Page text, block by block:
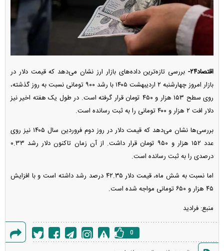
اقتصاد۲۴-
بررسی تازه‌ترین داده‌های بازار ارز نشان می‌دهد که قیمت دلار در
بازار امروز چهارشنبه ۲ اردیبهشت ۱۴۰۵ با رشد ۹۰۰ تومانی نسبت به روز گذشته،
روی سطح ۱۵۳ هزار و ۴۵۰ تومان قرار گرفته است. در طول یک هفته اخیر نیز
دلار افت ۲ هزار و ۴۰۰ تومانی را به ثبت رسانده است.
بررسی‌ها نشان می‌دهد که قیمت دلار در روز دوم فروردین سال ۱۴۰۵ نیز روی
عدد ۱۵۲ هزار و ۹۵۰ تومان قرار داشت. از آن زمان تاکنون دلار رشد ۰.۳۳
درصدی را به ثبت رسانده است.
اما نسبت به شش ماه، قیمت دلار ۴۲.۳۵ درصد رشد داشته است و با افزایش
۴۵ هزار و ۶۵۰ تومانی مواجه شده است.
منبع: فرادید
0